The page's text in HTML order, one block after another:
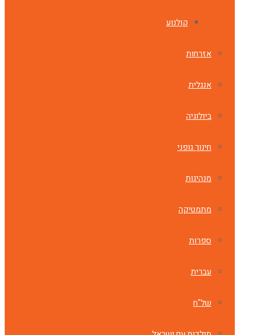
קולנוע
אזרחות
אנגלית
ביולוגיה
חינוך גופני
מנהיגות
מתמטיקה
ספרות
עברית
של"ח